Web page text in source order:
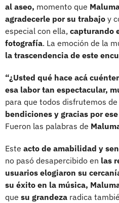
al aseo, momento que
agradecerle por su trabajo y
especial con ella, capturando
fotografía. La emoción de la
la trascendencia de este
“¿Usted qué hace acá
esa labor tan espectacular,
para que todos disfrutemos
bendiciones y gracias por
Fueron las palabras de
Este acto de amabilidad y
no pasó desapercibido en las
usuarios elogiaron su
su éxito en la música,
que su grandeza radica